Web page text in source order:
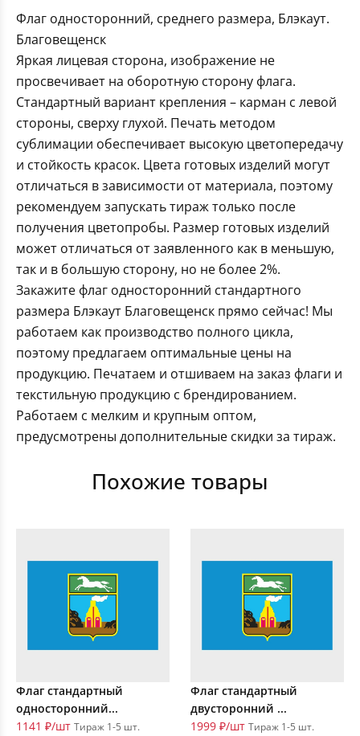
Флаг односторонний, среднего размера, Блэкаут.
Благовещенск
Яркая лицевая сторона, изображение не
просвечивает на оборотную сторону флага.
Стандартный вариант крепления – карман с левой
стороны, сверху глухой. Печать методом
сублимации обеспечивает высокую цветопередачу
и стойкость красок. Цвета готовых изделий могут
отличаться в зависимости от материала, поэтому
рекомендуем запускать тираж только после
получения цветопробы. Размер готовых изделий
может отличаться от заявленного как в меньшую,
так и в большую сторону, но не более 2%.
Закажите флаг односторонний стандартного
размера Блэкаут Благовещенск прямо сейчас! Мы
работаем как производство полного цикла,
поэтому предлагаем оптимальные цены на
продукцию. Печатаем и отшиваем на заказ флаги и
текстильную продукцию с брендированием.
Работаем с мелким и крупным оптом,
предусмотрены дополнительные скидки за тираж.
Похожие товары
Флаг стандартный
односторонний...
1141 ₽/шт Тираж 1-5 шт.
Флаг стандартный
двусторонний ...
1999 ₽/шт Тираж 1-5 шт.